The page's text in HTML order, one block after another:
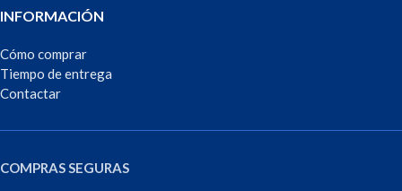
INFORMACIÓN
Cómo comprar
Tiempo de entrega
Contactar
COMPRAS SEGURAS